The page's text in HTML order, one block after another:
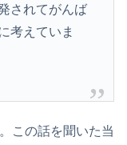
されてがんば
考えていま
この話を聞いた当